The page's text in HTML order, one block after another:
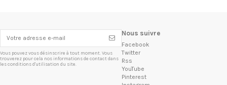
Vous pouvez vous désinscrire à tout moment. Vous
trouverez pour cela nos informations de contact dans
les conditions d'utilisation du site.
Nous suivre
Facebook
Twitter
Rss
YouTube
Pinterest